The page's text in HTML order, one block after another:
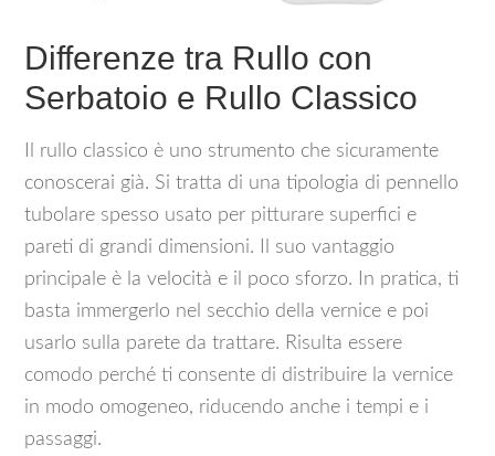
Differenze tra Rullo con
Serbatoio e Rullo Classico
Il rullo classico è uno strumento che sicuramente
conoscerai già. Si tratta di una tipologia di pennello
tubolare spesso usato per pitturare superfici e
pareti di grandi dimensioni. Il suo vantaggio
principale è la velocità e il poco sforzo. In pratica, ti
basta immergerlo nel secchio della vernice e poi
usarlo sulla parete da trattare. Risulta essere
comodo perché ti consente di distribuire la vernice
in modo omogeneo, riducendo anche i tempi e i
passaggi.